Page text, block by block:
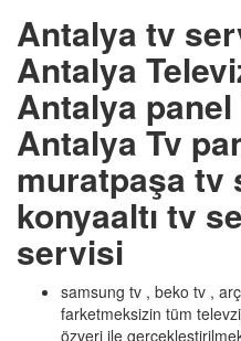
Antalya tv
Antalya
Antalya
Antalya Tv
muratpaşa tv
konyaaltı tv
servisi
samsung tv , beko tv ,
farketmeksizin tüm
özveri ile